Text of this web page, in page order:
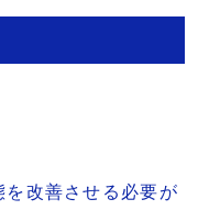
改善させる必要が